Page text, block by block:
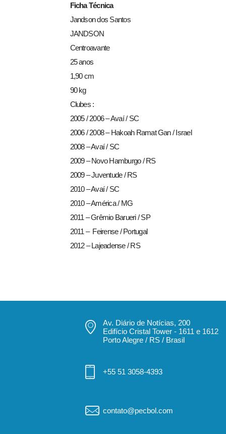
Ficha Técnica
Jandson dos Santos
JANDSON
Centroavante
25 anos
1,90 cm
90 kg
Clubes :
2005 / 2006 – Avaí / SC
2006 / 2008 – Hakoah Ramat Gan / Israel
2008 – Avaí / SC
2009 – Novo Hamburgo / RS
2009 – Juventude / RS
2010 – Avaí / SC
2010 – América / MG
2011 – Grêmio Barueri / SP
2011 – Feirense / Portugal
2012 – Lajeadense / RS
Av. Diário de Notícias, 200
Edifício Cristal Tower - 1611 e 1612
Porto Alegre / RS / Brasil
+55 51 3058-4393
contato@pecbol.com